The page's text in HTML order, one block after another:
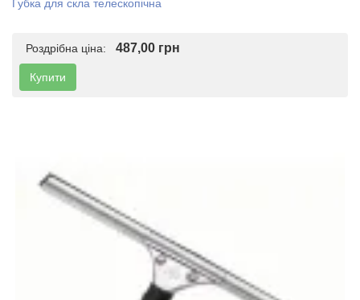
Губка для скла телескопічна
Роздрібна ціна: 487,00 грн
Купити